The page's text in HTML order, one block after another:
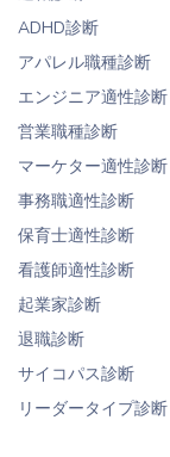
ADHD診断
アパレル職種診断
エンジニア適性診断
営業職種診断
マーケター適性診断
事務職適性診断
保育士適性診断
看護師適性診断
起業家診断
退職診断
サイコパス診断
リーダータイプ診断